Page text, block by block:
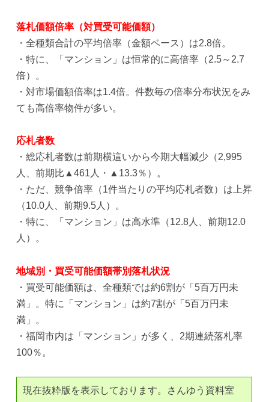
落札価額倍率（対買受可能価額）
・全種類合計の平均倍率（金額ベース）は2.8倍。
・特に、「マンション」は恒常的に高倍率（2.5～2.7
倍）。
・対市場価額倍率は1.4倍。件数毎の倍率分布状況をみ
ても高倍率物件が多い。
応札者数
・総応札者数は前期横這いから今期大幅減少（2,995
人、前期比▲461人・▲13.3％）。
・ただ、競争倍率（1件当たりの平均応札者数）は上昇
（10.0人、前期9.5人）。
・特に、「マンション」は高水準（12.8人、前期12.0
人）。
地域別・買受可能価額帯別落札状況
・買受可能価額は、全種類では約6割が「5百万円未
満」。特に「マンション」は約7割が「5百万円未
満」。
・福岡市内は「マンション」が多く、2期連続落札率
100％。
現在抜粋版を表示しております。さんゆう資料室